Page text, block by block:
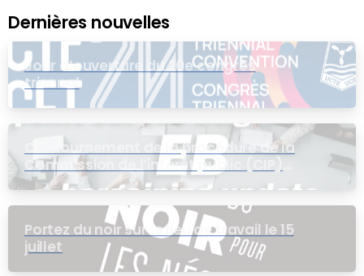
Dernières nouvelles
Jour d’ouverture du 20e congrès
triennal
Contournement de la procédure de la
Commission de l’intérêt public (CIP)
pour le groupe EB
Portez du noir sur le lieu de travail le 15
juillet